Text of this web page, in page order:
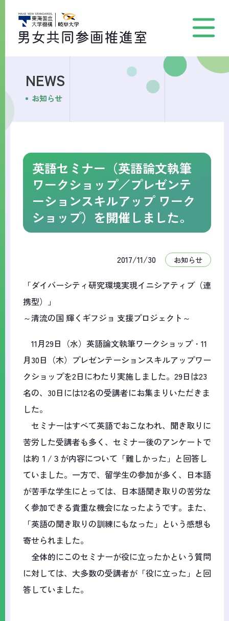
NEWS
お知らせ
英語セミナー（英語論文執筆
ワークショップ／プレゼンテ
ーションスキルアップ ワーク
ショップ）を開催しました。
2017/11/30 お知らせ
「ダイバーシティ研究環境実現イニシアティブ（連
携型）」
～清流の国 輝くギフジョ 支援プロジェクト～
11月29日（水）英語論文執筆ワークショップ・11
月30日（木）プレゼンテーションスキルアップワー
クショップを2日にわたり実施しました。29日は23
名の、30日には12名の受講者にお集まりいただきま
した。
セミナーはすべて英語でおこなわれ、聞き取りに
苦労した受講者も多く、セミナー後のアンケートで
は約１/３が内容について「難しかった」と回答し
ていました。一方で、留学生の参加が多く、日本語
が苦手な学生にとっては、日本語聞き取りの苦労な
く参加できる貴重な機会になったようです。また、
「英語の聞き取りの訓練にもなった」という感想も
寄せられました。
全体的にこのセミナーが役に立ったかという質問
に対しては、大多数の受講者が「役に立った」と回
答していました。